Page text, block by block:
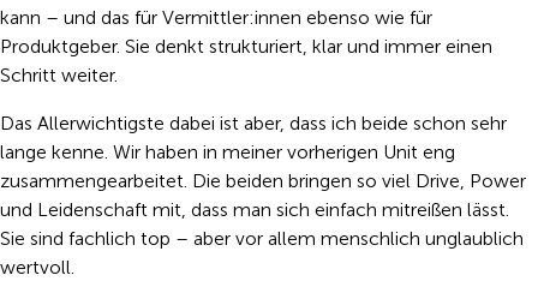
kann – und das für Vermittler:innen ebenso wie für
Produktgeber. Sie denkt strukturiert, klar und immer einen
Schritt weiter.
Das Allerwichtigste dabei ist aber, dass ich beide schon sehr
lange kenne. Wir haben in meiner vorherigen Unit eng
zusammengearbeitet. Die beiden bringen so viel Drive, Power
und Leidenschaft mit, dass man sich einfach mitreißen lässt.
Sie sind fachlich top – aber vor allem menschlich unglaublich
wertvoll.